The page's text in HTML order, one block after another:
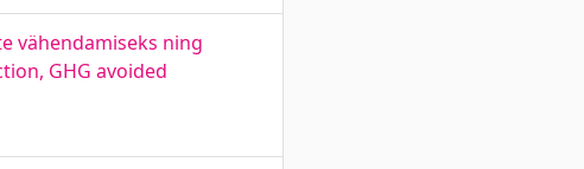
vähendamiseks ning
GHG avoided